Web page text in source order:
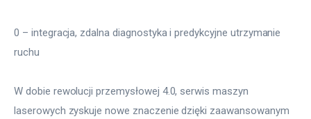
0 – integracja, zdalna diagnostyka i predykcyjne utrzymanie
ruchu
W dobie rewolucji przemysłowej 4.0, serwis maszyn
laserowych zyskuje nowe znaczenie dzięki zaawansowanym